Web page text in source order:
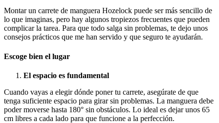
Montar un carrete de manguera Hozelock puede ser más sencillo de
lo que imaginas, pero hay algunos tropiezos frecuentes que pueden
complicar la tarea. Para que todo salga sin problemas, te dejo unos
consejos prácticos que me han servido y que seguro te ayudarán.
Escoge bien el lugar
El espacio es fundamental
Cuando vayas a elegir dónde poner tu carrete, asegúrate de que
tenga suficiente espacio para girar sin problemas. La manguera debe
poder moverse hasta 180° sin obstáculos. Lo ideal es dejar unos 65
cm libres a cada lado para que funcione a la perfección.